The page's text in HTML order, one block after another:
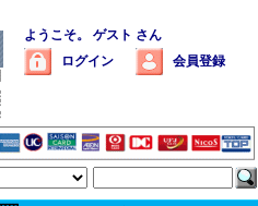
ようこそ。 ゲスト さん
ログイン
会員登録